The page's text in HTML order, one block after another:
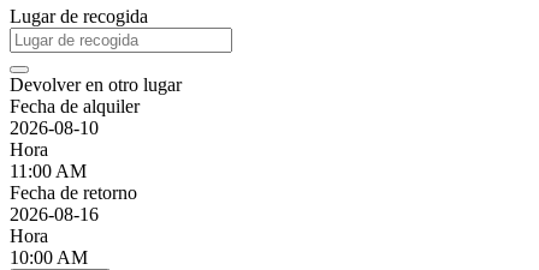
Lugar de recogida
Devolver en otro lugar
Fecha de alquiler
2026-08-10
Hora
11:00 AM
Fecha de retorno
2026-08-16
Hora
10:00 AM